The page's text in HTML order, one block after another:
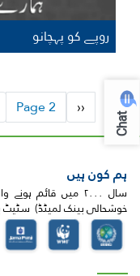
روپے کو پہچانو
Pagination
Previous
page
‹‹
Page 2
ہم کون ہیں
سال ۲۰۰۰ میں قائم
خوشحالی بینک لمیٹڈ) سٹیٹ
Chat